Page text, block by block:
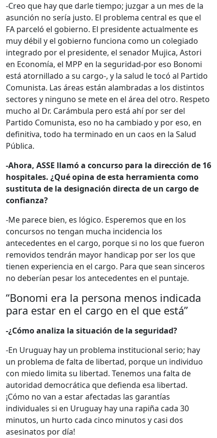
-Creo que hay que darle tiempo; juzgar a un mes de la
asunción no sería justo. El problema central es que el
FA parceló el gobierno. El presidente actualmente es
muy débil y el gobierno funciona como un colegiado
integrado por el presidente, el senador Mujica, Astori
en Economía, el MPP en la seguridad-por eso Bonomi
está atornillado a su cargo-, y la salud le tocó al Partido
Comunista. Las áreas están alambradas a los distintos
sectores y ninguno se mete en el área del otro. Respeto
mucho al Dr. Carámbula pero está ahí por ser del
Partido Comunista, eso no ha cambiado y por eso, en
definitiva, todo ha terminado en un caos en la Salud
Pública.
-Ahora, ASSE llamó a concurso para la dirección de 16
hospitales. ¿Qué opina de esta herramienta como
sustituta de la designación directa de un cargo de
confianza?
-Me parece bien, es lógico. Esperemos que en los
concursos no tengan mucha incidencia los
antecedentes en el cargo, porque si no los que fueron
removidos tendrán mayor handicap por ser los que
tienen experiencia en el cargo. Para que sean sinceros
no deberían pesar los antecedentes en el puntaje.
“Bonomi era la persona menos indicada
para estar en el cargo en el que está”
-¿Cómo analiza la situación de la seguridad?
-En Uruguay hay un problema institucional serio; hay
un problema de falta de libertad, porque un individuo
con miedo limita su libertad. Tenemos una falta de
autoridad democrática que defienda esa libertad.
¡Cómo no van a estar afectadas las garantías
individuales si en Uruguay hay una rapiña cada 30
minutos, un hurto cada cinco minutos y casi dos
asesinatos por día!